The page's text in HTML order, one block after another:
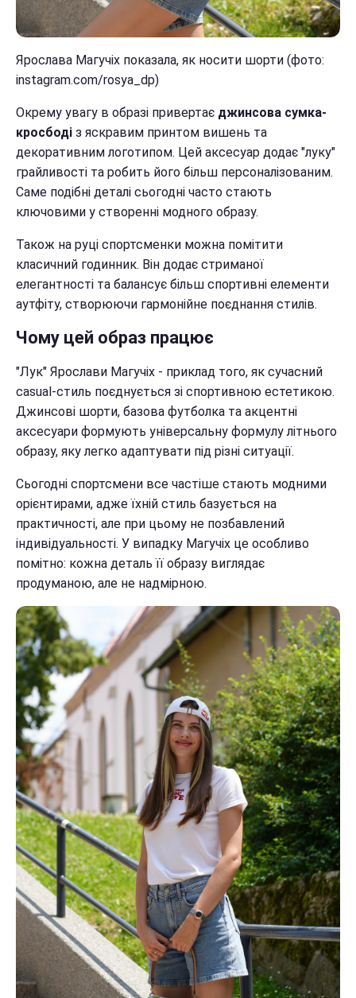
Ярослава Магучіх показала, як носити шорти (фото:
instagram.com/rosya_dp)
Окрему увагу в образі привертає джинсова сумка-
кросбоді з яскравим принтом вишень та
декоративним логотипом. Цей аксесуар додає "луку"
грайливості та робить його більш персоналізованим.
Саме подібні деталі сьогодні часто стають
ключовими у створенні модного образу.
Також на руці спортсменки можна помітити
класичний годинник. Він додає стриманої
елегантності та балансує більш спортивні елементи
аутфіту, створюючи гармонійне поєднання стилів.
Чому цей образ працює
"Лук" Ярослави Магучіх - приклад того, як сучасний
casual-стиль поєднується зі спортивною естетикою.
Джинсові шорти, базова футболка та акцентні
аксесуари формують універсальну формулу літнього
образу, яку легко адаптувати під різні ситуації.
Сьогодні спортсмени все частіше стають модними
орієнтирами, адже їхній стиль базується на
практичності, але при цьому не позбавлений
індивідуальності. У випадку Магучіх це особливо
помітно: кожна деталь її образу виглядає
продуманою, але не надмірною.